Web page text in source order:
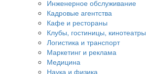
Инженерное обслуживание
Кадровые агентства
Кафе и рестораны
Клубы, гостиницы, кинотеатры
Логистика и транспорт
Маркетинг и реклама
Медицина
Наука и физика